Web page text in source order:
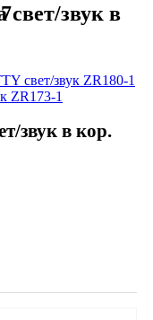
свет/звук ZR180-1
ZR173-1
звук в кор.